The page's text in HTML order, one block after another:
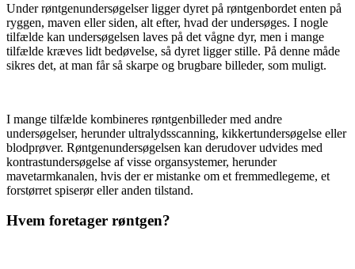
Under røntgenundersøgelser ligger dyret på røntgenbordet enten på
ryggen, maven eller siden, alt efter, hvad der undersøges. I nogle
tilfælde kan undersøgelsen laves på det vågne dyr, men i mange
tilfælde kræves lidt bedøvelse, så dyret ligger stille. På denne måde
sikres det, at man får så skarpe og brugbare billeder, som muligt.
I mange tilfælde kombineres røntgenbilleder med andre
undersøgelser, herunder ultralydsscanning, kikkertundersøgelse eller
blodprøver. Røntgenundersøgelsen kan derudover udvides med
kontrastundersøgelse af visse organsystemer, herunder
mavetarmkanalen, hvis der er mistanke om et fremmedlegeme, et
forstørret spiserør eller anden tilstand.
Hvem foretager røntgen?